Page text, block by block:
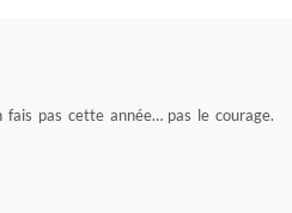
fais pas cette année… pas le courage.